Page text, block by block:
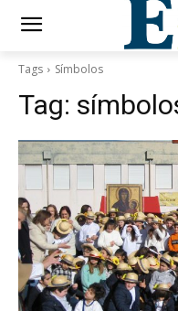
Tags Símbolos
Tag: